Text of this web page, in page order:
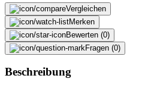
Vergleichen
Merken
Bewerten (0)
Fragen (0)
Beschreibung